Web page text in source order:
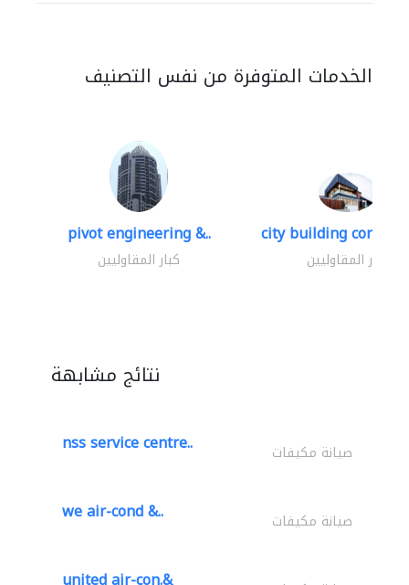
الخدمات المتوفرة من نفس التصنيف
pivot engineering &..
كبار المقاوليين
city building
كبار المقاوليين
نتائج مشابهة
nss service centre.. صيانة مكيفات
we air-cond &.. صيانة مكيفات